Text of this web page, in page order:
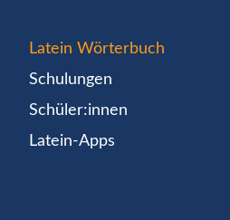
Latein Wörterbuch
Schulungen
Schüler:innen
Latein-Apps